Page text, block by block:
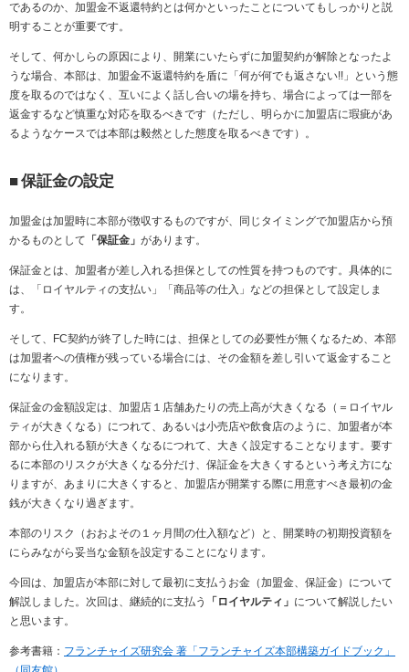
であるのか、加盟金不返還特約とは何かといったことについてもしっかりと説
明することが重要です。
そして、何かしらの原因により、開業にいたらずに加盟契約が解除となったよ
うな場合、本部は、加盟金不返還特約を盾に「何が何でも返さない!! 」という態
度を取るのではなく、互いによく話し合いの場を持ち、場合によっては一部を
返金するなど慎重な対応を取るべきです（ただし、明らかに加盟店に瑕疵があ
るようなケースでは本部は毅然とした態度を取るべきです）。
■保証金の設定
加盟金は加盟時に本部が徴収するものですが、同じタイミングで加盟店から預
かるものとして 「保証金」 があります。
保証金とは、加盟者が差し入れる担保としての性質を持つものです。具体的に
は、「ロイヤルティの支払い」「商品等の仕入」などの担保として設定しま
す。
そして、 FC契約が終了した時には、担保としての必要性が無くなるため、本部
は加盟者への債権が残っている場合には、その金額を差し引いて返金すること
になります。
保証金の金額設定は、加盟店１店舗あたりの売上高が大きくなる（＝ロイヤル
ティが大きくなる）につれて、あるいは小売店や飲食店のように、加盟者が本
部から仕入れる額が大きくなるにつれて、大きく設定することなります。要す
るに本部のリスクが大きくなる分だけ、保証金を大きくするという考え方にな
りますが、あまりに大きくすると、加盟店が開業する際に用意すべき最初の金
銭が大きくなり過ぎます。
本部のリスク（おおよその １ ヶ月間の仕入額など）と、開業時の初期投資額を
にらみながら妥当な金額を設定することになります。
今回は、加盟店が本部に対して最初に支払うお金（加盟金、保証金）について
解説しました。次回は、継続的に支払う
「ロイヤルティ」 について解説したい
と思います。
参考書籍： フランチャイズ研究会 著「フランチャイズ本部構築ガイドブック」